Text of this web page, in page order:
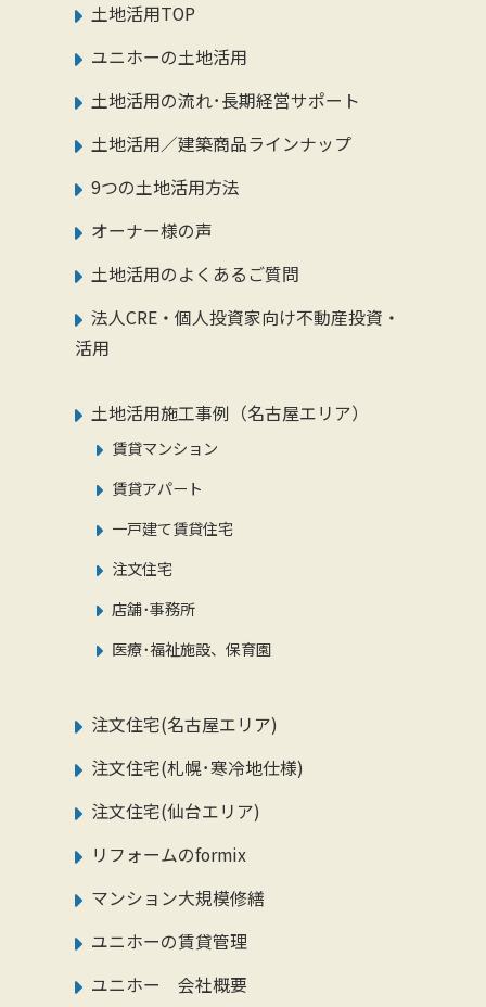
土地活用TOP
ユニホーの土地活用
土地活用の流れ･長期経営サポート
土地活用／建築商品ラインナップ
9つの土地活用方法
オーナー様の声
土地活用のよくあるご質問
法人CRE・個人投資家向け不動産投資・
活用
土地活用施工事例（名古屋エリア）
賃貸マンション
賃貸アパート
一戸建て賃貸住宅
注文住宅
店舗･事務所
医療･福祉施設、保育園
注文住宅(名古屋エリア)
注文住宅(札幌･寒冷地仕様)
注文住宅(仙台エリア)
リフォームのformix
マンション大規模修繕
ユニホーの賃貸管理
ユニホー 会社概要